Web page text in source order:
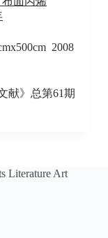
2008
献》总第61期
Literature Art